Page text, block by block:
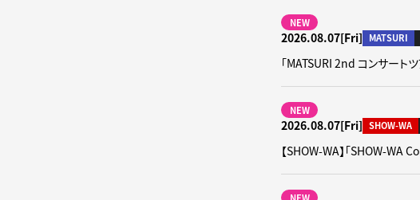
NEW
2026.08.07[Fri] MATSURI
「MATSURI 2nd コンサー
NEW
2026.08.07[Fri] SHOW-WA
【SHOW-WA】「SHOW-
NEW